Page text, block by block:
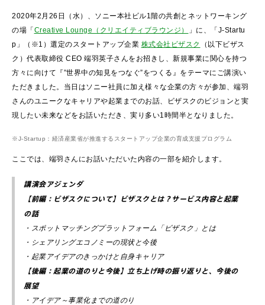
2020年2月26日（水）、ソニー本社ビル1階の共創とネットワーキング
の場「Creative Lounge（クリエイティブラウンジ）
」に、「J-Startu
p」（※1）選定のスタートアップ企業 株式会社ビザスク
（以下ビザス
ク）代表取締役 CEO 端羽英子さんをお招きし、新規事業に関心を持つ
方々に向けて『”世界中の知見をつなぐ”をつくる』をテーマにご講演い
ただきました。当日はソニー社員に加え様々な企業の方々が参加、端羽
さんのユニークなキャリアや起業までのお話、ビザスクのビジョンと実
現したい未来などをお話いただき、実り多い1時間半となりました。
※J-Startup：経済産業省が推進するスタートアップ企業の育成支援プログラム
ここでは、端羽さんにお話いただいた内容の一部を紹介します。
講演会アジェンダ
【前編：ビザスクについて】ビザスクとは？サービス内容と起業
の話
・スポットマッチングプラットフォーム「ビザスク」とは
・シェアリングエコノミーの現状と今後
・起業アイデアのきっかけと自身キャリア
【後編：起業の道のりと今後】立ち上げ時の振り返りと、今後の
展望
・アイデア～事業化までの道のり